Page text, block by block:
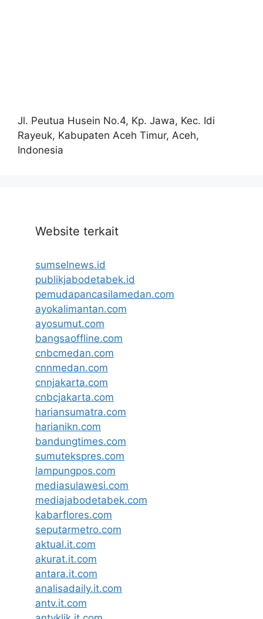
Jl. Peutua Husein No.4, Kp. Jawa, Kec. Idi
Rayeuk, Kabupaten Aceh Timur, Aceh,
Indonesia
Website terkait
sumselnews.id
publikjabodetabek.id
pemudapancasilamedan.com
ayokalimantan.com
ayosumut.com
bangsaoffline.com
cnbcmedan.com
cnnmedan.com
cnnjakarta.com
cnbcjakarta.com
hariansumatra.com
harianikn.com
bandungtimes.com
sumutekspres.com
lampungpos.com
mediasulawesi.com
mediajabodetabek.com
kabarflores.com
seputarmetro.com
aktual.it.com
akurat.it.com
antara.it.com
analisadaily.it.com
antv.it.com